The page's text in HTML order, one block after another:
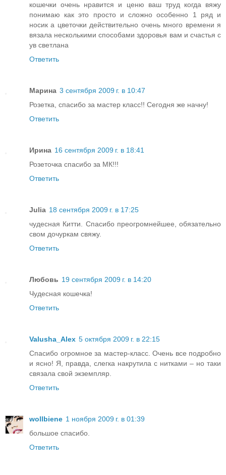
кошечки очень нравится и ценю ваш труд когда вяжу
понимаю как это просто и сложно особенно 1 ряд и
носик а цветочки действительно очень много времени я
вязала несколькими способами здоровья вам и счастья с
ув светлана
Ответить
Марина 3 сентября 2009 г. в 10:47
Розетка, спасибо за мастер класс!! Сегодня же начну!
Ответить
Ирина 16 сентября 2009 г. в 18:41
Розеточка спасибо за МК!!!
Ответить
Julia 18 сентября 2009 г. в 17:25
чудесная Китти. Спасибо преогромнейшее, обязательно
свом дочуркам свяжу.
Ответить
Любовь 19 сентября 2009 г. в 14:20
Чудесная кошечка!
Ответить
Valusha_Alex 5 октября 2009 г. в 22:15
Спасибо огромное за мастер-класс. Очень все подробно
и ясно! Я, правда, слегка накрутила с нитками – но таки
связала свой экземпляр.
Ответить
wollbiene 1 ноября 2009 г. в 01:39
большое спасибо.
Ответить